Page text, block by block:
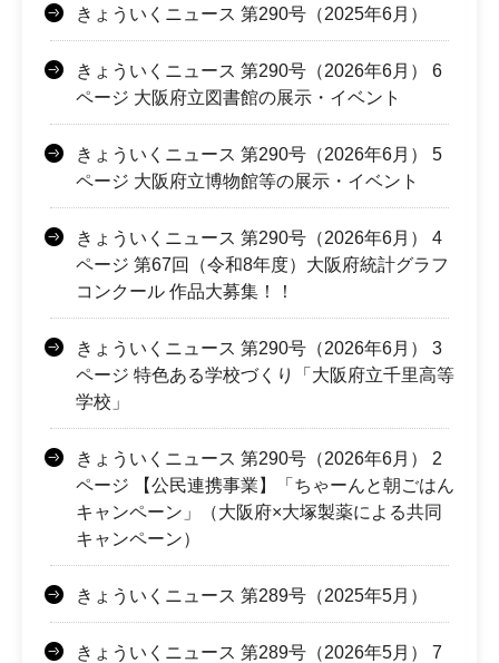
きょういくニュース 第290号（2025年6月）
きょういくニュース 第290号（2026年6月） 6
ページ 大阪府立図書館の展示・イベント
きょういくニュース 第290号（2026年6月） 5
ページ 大阪府立博物館等の展示・イベント
きょういくニュース 第290号（2026年6月） 4
ページ 第67回（令和8年度）大阪府統計グラフ
コンクール 作品大募集！！
きょういくニュース 第290号（2026年6月） 3
ページ 特色ある学校づくり「大阪府立千里高等
学校」
きょういくニュース 第290号（2026年6月） 2
ページ 【公民連携事業】「ちゃーんと朝ごはん
キャンペーン」（大阪府×大塚製薬による共同
キャンペーン）
きょういくニュース 第289号（2025年5月）
きょういくニュース 第289号（2026年5月） 7